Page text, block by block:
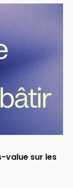
value sur les